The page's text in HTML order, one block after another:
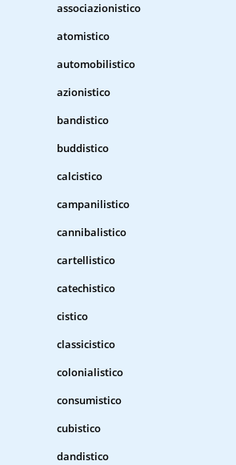
associazionistico
atomistico
automobilistico
azionistico
bandistico
buddistico
calcistico
campanilistico
cannibalistico
cartellistico
catechistico
cistico
classicistico
colonialistico
consumistico
cubistico
dandistico